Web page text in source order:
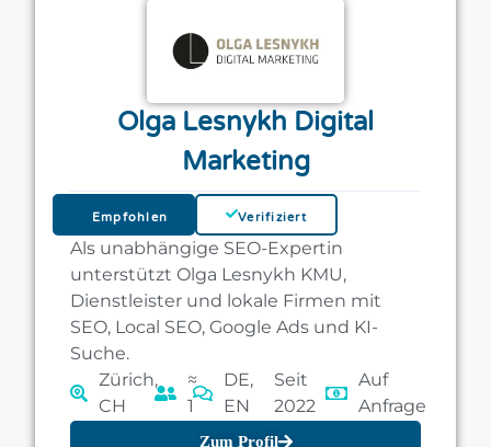
Olga Lesnykh Digital
Marketing
Empfohlen Verifiziert
Als unabhängige SEO-Expertin
unterstützt Olga Lesnykh KMU,
Dienstleister und lokale Firmen mit
SEO, Local SEO, Google Ads und KI-
Suche.
Zürich,
CH
≈
1
DE,
EN
Seit
2022
Auf
Anfrage
Zum Profil